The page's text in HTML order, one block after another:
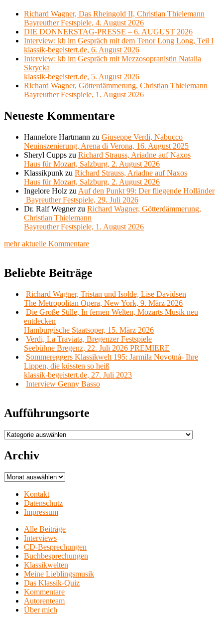
Richard Wagner, Das Rheingold II, Christian Thielemann
Bayreuther Festspiele, 4. August 2026
DIE DONNERSTAG-PRESSE – 6. AUGUST 2026
Interview: kb im Gespräch mit dem Tenor Long Long, Teil I
klassik-begeistert.de, 6. August 2026
Interview: kb im Gespräch mit Mezzosopranistin Natalia
Skrycka
klassik-begeistert.de, 5. August 2026
Richard Wagner, Götterdämmerung, Christian Thielemann
Bayreuther Festspiele, 1. August 2026
Neueste Kommentare
Hannelore Hartmann zu Giuseppe Verdi, Nabucco
Neuinszenierung, Arena di Verona, 16. August 2025
Sheryl Cupps zu Richard Strauss, Ariadne auf Naxos
Haus für Mozart, Salzburg, 2. August 2026
Klassikpunk zu Richard Strauss, Ariadne auf Naxos
Haus für Mozart, Salzburg, 2. August 2026
Ingelore Holz zu Auf den Punkt 99: Der fliegende Holländer
Bayreuther Festspiele, 29. Juli 2026
Dr. Ralf Wegnerzu Richard Wagner, Götterdämmerung,
Christian Thielemann
Bayreuther Festspiele, 1. August 2026
mehr aktuelle Kommentare
Beliebte Beiträge
Richard Wagner, Tristan und Isolde, Lise Davidsen
The Metropolitan Opera, New York, 9. März 2026
Die Große Stille, In fernen Welten, Mozarts Musik neu
entdecken
Hamburgische Staatsoper, 15. März 2026
Verdi, La Traviata, Bregenzer Festspiele
Seebühne Bregenz, 22. Juli 2026 PREMIERE
Sommereggers Klassikwelt 195: Jarmila Novotná- Ihre
Lippen, die küssten so heiß
klassik-begeistert.de, 27. Juli 2023
Interview Genny Basso
Aufführungsorte
Aufführungsorte
Archiv
Archiv
Kontakt
Datenschutz
Impressum
Alle Beiträge
Interviews
CD-Besprechungen
Buchbesprechungen
Klassikwelten
Meine Lieblingsmusik
Das Klassik-Quiz
Kommentare
Autorenteam
Über mich